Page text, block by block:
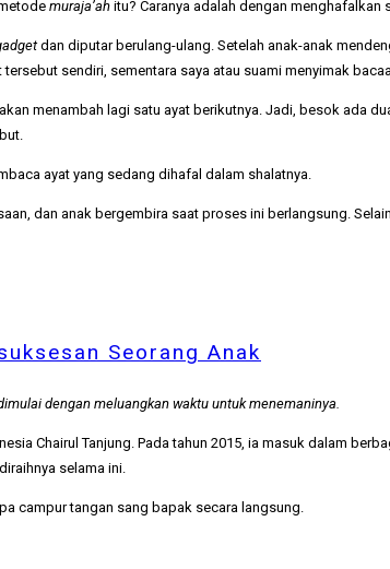
muraja’ah itu? Caranya adalah dengan menghafalkan
dan diputar berulang-ulang. Setelah anak-anak
sendiri, sementara saya atau suami menyimak
menambah lagi satu ayat berikutnya. Jadi, besok ada
ayat yang sedang dihafal dalam shalatnya.
dan anak bergembira saat proses ini berlangsung.
Seorang Anak
dengan meluangkan waktu untuk menemaninya.
Chairul Tanjung. Pada tahun 2015, ia masuk dalam
selama ini.
campur tangan sang bapak secara langsung.